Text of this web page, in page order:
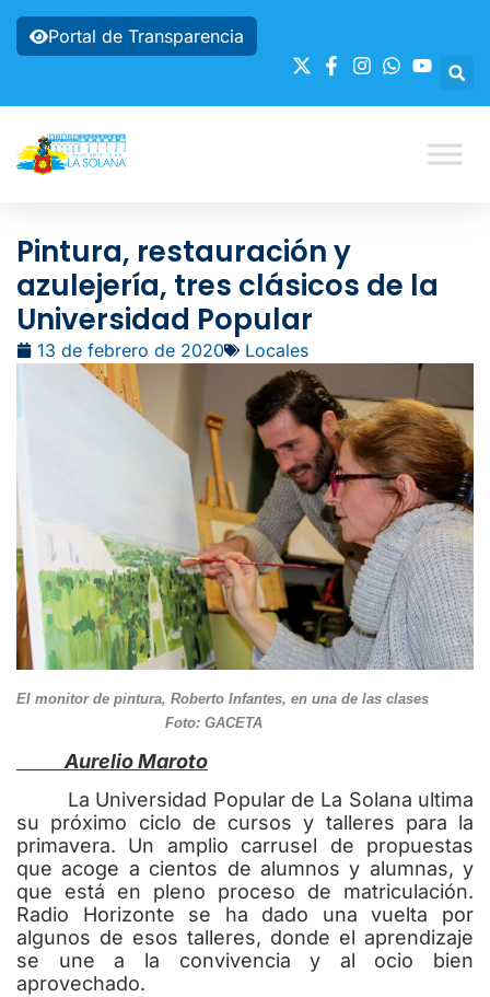
Portal de Transparencia
Pintura, restauración y
azulejería, tres clásicos de la
Universidad Popular
13 de febrero de 2020 Locales
El monitor de pintura, Roberto Infantes, en una de las clases
Foto: GACETA
Aurelio Maroto
La Universidad Popular de La Solana ultima
su próximo ciclo de cursos y talleres para la
primavera. Un amplio carrusel de propuestas
que acoge a cientos de alumnos y alumnas, y
que está en pleno proceso de matriculación.
Radio Horizonte se ha dado una vuelta por
algunos de esos talleres, donde el aprendizaje
se une a la convivencia y al ocio bien
aprovechado.